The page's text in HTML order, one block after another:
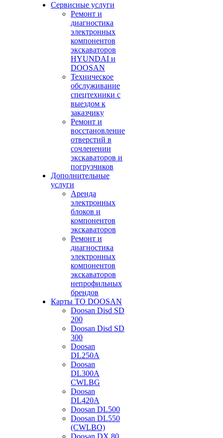
Сервисные услуги
Ремонт и
диагностика
электронных
компонентов
экскаваторов
HYUNDAI и
DOOSAN
Техническое
обслуживание
спецтехники с
выездом к
заказчику
Ремонт и
восстановление
отверстий в
сочленении
экскаваторов и
погрузчиков
Дополнительные
услуги
Аренда
электронных
блоков и
компонентов
экскаваторов
Ремонт и
диагностика
электронных
компонентов
экскаваторов
непрофильных
брендов
Карты ТО DOOSAN
Doosan Disd SD
200
Doosan Disd SD
300
Doosan
DL250A
Doosan
DL300A
CWLBG
Doosan
DL420A
Doosan DL500
Doosan DL550
(CWLBO)
Doosan DX 80